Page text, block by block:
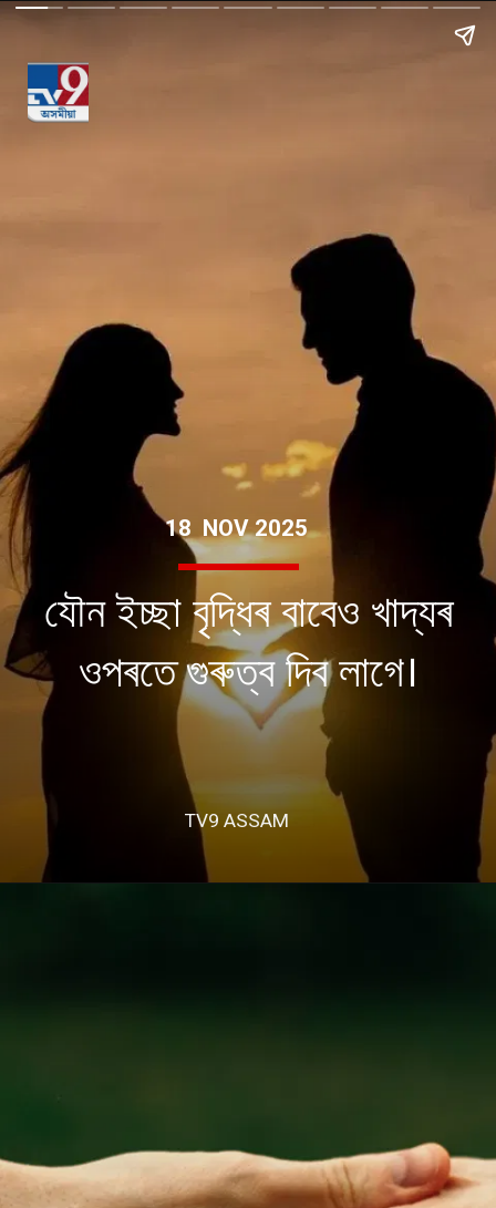
যৌন ইচ্ছা বৃদ্ধিৰ বাবেও খাদ্যৰ
ওপৰতে গুৰুত্ব দিব লাগে।
18 NOV 2025
TV9 ASSAM